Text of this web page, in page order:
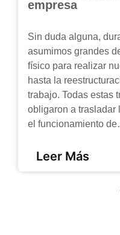
empresa
Sin duda alguna,
asumimos grandes
físico para realizar
hasta la
trabajo. Todas estas
obligaron a trasladar
el funcionamiento
Leer Más